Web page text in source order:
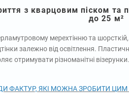
з кварцовим піском та
до 25 м²
мерехтінню та
залежно від освітлення.
отримувати різноманітні
ФАКТУР, ЯКІ МОЖНА ЗРОБИТИ ЦИМ